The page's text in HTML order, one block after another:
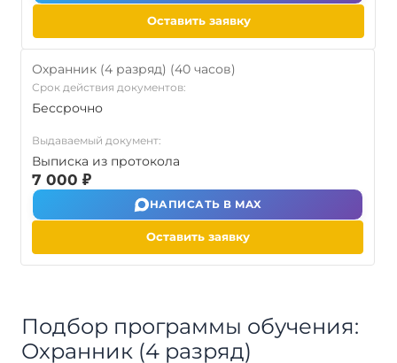
Оставить заявку
Охранник (4 разряд) (40 часов)
Срок действия документов:
Бессрочно
Выдаваемый документ:
Выписка из протокола
7 000 ₽
НАПИСАТЬ В MAX
Оставить заявку
Подбор программы обучения:
Охранник (4 разряд)